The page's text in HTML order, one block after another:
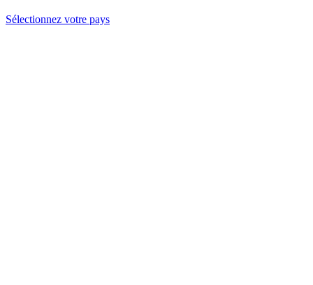
Sélectionnez votre pays